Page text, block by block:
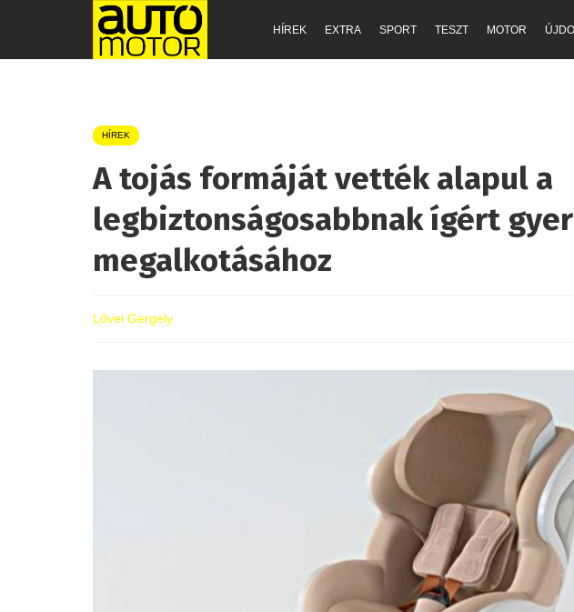
HÍREK EXTRA SPORT TESZT MOTOR
HÍREK
A tojás formáját vették alapul a
legbiztonságosabbnak ígért
megalkotásához
Lővei Gergely